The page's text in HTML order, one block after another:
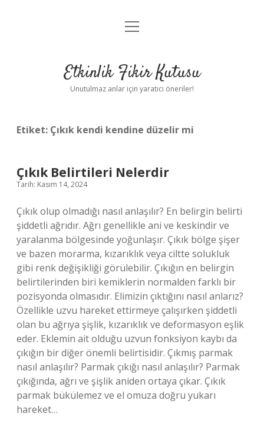
Anasayfa
Yasal Uyarı
menüyü
Etkinlik Fikir Kutusu
Unutulmaz anlar için yaratıcı öneriler!
Etiket: Çıkık kendi kendine düzelir mi
Çıkık Belirtileri Nelerdir
Tarih: Kasım 14, 2024
Çıkık olup olmadığı nasıl anlaşılır? En belirgin belirti
şiddetli ağrıdır. Ağrı genellikle ani ve keskindir ve
yaralanma bölgesinde yoğunlaşır. Çıkık bölge şişer
ve bazen morarma, kızarıklık veya ciltte solukluk
gibi renk değişikliği görülebilir. Çıkığın en belirgin
belirtilerinden biri kemiklerin normalden farklı bir
pozisyonda olmasıdır. Elimizin çıktığını nasıl anlarız?
Özellikle uzvu hareket ettirmeye çalışırken şiddetli
olan bu ağrıya şişlik, kızarıklık ve deformasyon eşlik
eder. Eklemin ait olduğu uzvun fonksiyon kaybı da
çıkığın bir diğer önemli belirtisidir. Çıkmış parmak
nasıl anlaşılır? Parmak çıkığı nasıl anlaşılır? Parmak
çıkığında, ağrı ve şişlik aniden ortaya çıkar. Çıkık
parmak bükülemez ve el omuza doğru yukarı
hareket…